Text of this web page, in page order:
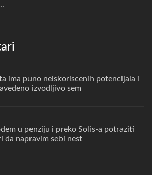
ima puno neiskoriscenih potencijala i
izvodljivo sem
u penziju i preko Solis-a potraziti
da napravim sebi nest